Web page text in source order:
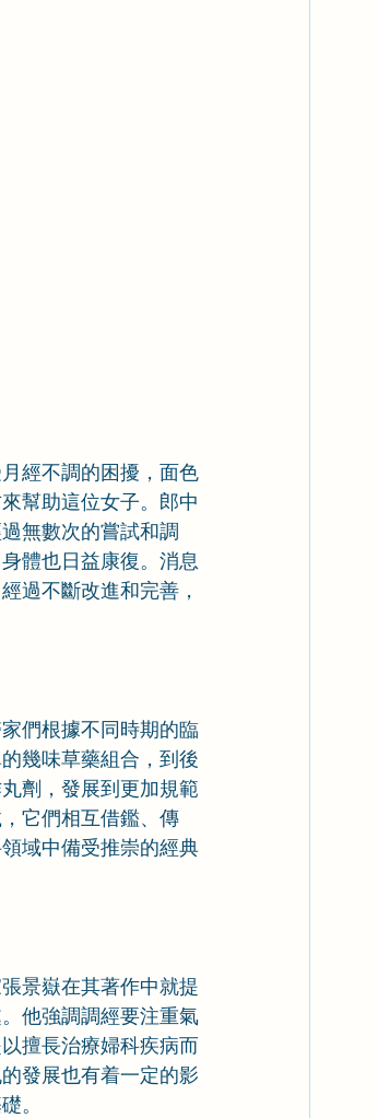
經不調的困擾，面色
幫助這位女子。郎中
無數次的嘗試和調
體也日益康復。消息
過不斷改進和完善，
們根據不同時期的臨
幾味草藥組合，到後
劑，發展到更加規範
它們相互借鑑、傳
域中備受推崇的經典
景嶽在其著作中就提
他強調調經要注重氣
擅長治療婦科疾病而
發展也有着一定的影
。